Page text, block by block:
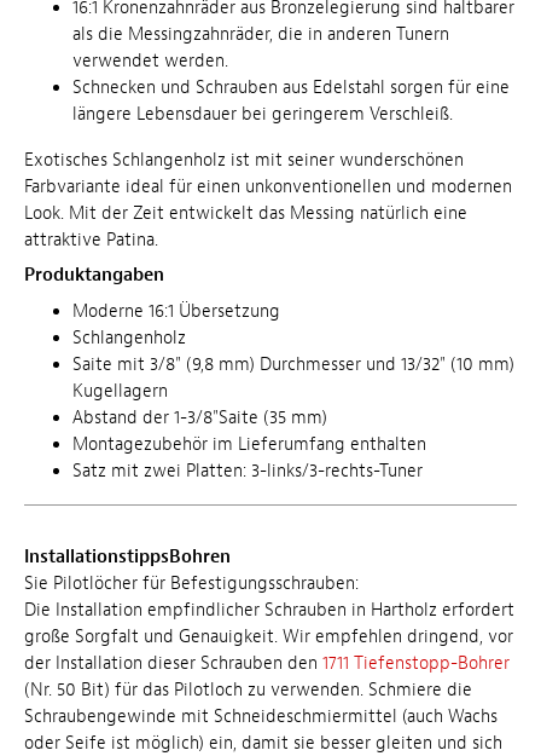
16:1 Kronenzahnräder aus Bronzelegierung sind haltbarer
als die Messingzahnräder, die in anderen Tunern
verwendet werden.
Schnecken und Schrauben aus Edelstahl sorgen für eine
längere Lebensdauer bei geringerem Verschleiß.
Exotisches Schlangenholz ist mit seiner wunderschönen
Farbvariante ideal für einen unkonventionellen und modernen
Look. Mit der Zeit entwickelt das Messing natürlich eine
attraktive Patina.
Produktangaben
Moderne 16:1 Übersetzung
Schlangenholz
Saite mit 3/8" (9,8 mm) Durchmesser und 13/32" (10 mm)
Kugellagern
Abstand der 1-3/8"Saite (35 mm)
Montagezubehör im Lieferumfang enthalten
Satz mit zwei Platten: 3-links/3-rechts-Tuner
InstallationstippsBohren
Sie Pilotlöcher für Befestigungsschrauben:
Die Installation empfindlicher Schrauben in Hartholz erfordert
große Sorgfalt und Genauigkeit. Wir empfehlen dringend, vor
der Installation dieser Schrauben den 1711 Tiefenstopp-Bohrer
(Nr. 50 Bit) für das Pilotloch zu verwenden. Schmiere die
Schraubengewinde mit Schneideschmiermittel (auch Wachs
oder Seife ist möglich) ein, damit sie besser gleiten und sich